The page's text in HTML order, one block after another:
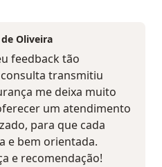
Oliveira
feedback tão
transmitiu
me deixa muito
um atendimento
para que cada
e bem orientada.
e recomendação!